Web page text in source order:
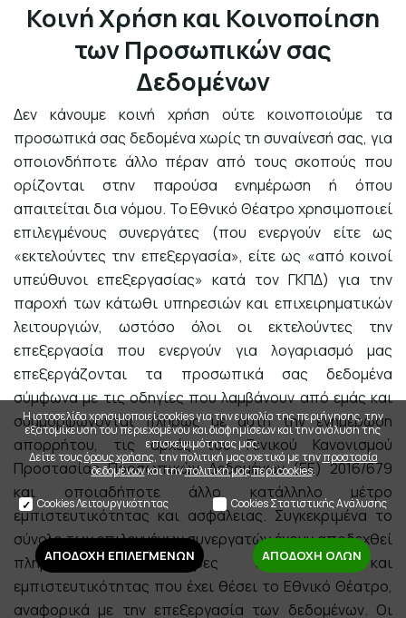
Κοινή Χρήση και Κοινοποίηση
των Προσωπικών σας
Δεδομένων
Δεν κάνουμε κοινή χρήση ούτε κοινοποιούμε τα
προσωπικά σας δεδομένα χωρίς τη συναίνεσή σας, για
οποιονδήποτε άλλο πέραν από τους σκοπούς που
ορίζονται στην παρούσα ενημέρωση ή όπου
απαιτείται δια νόμου. Το Εθνικό Θέατρο χρησιμοποιεί
επιλεγμένους συνεργάτες (που ενεργούν είτε ως
«εκτελούντες την επεξεργασία», είτε ως «από κοινοί
υπεύθυνοι επεξεργασίας» κατά τον ΓΚΠΔ) για την
παροχή των κάτωθι υπηρεσιών και επιχειρηματικών
λειτουργιών, ωστόσο όλοι οι εκτελούντες την
επεξεργασία που ενεργούν για λογαριασμό μας
επεξεργάζονται τα προσωπικά σας δεδομένα
σύμφωνα με τις οδηγίες που λαμβάνουν από εμάς και
συμμορφώνονται πλήρως με αυτή την ενημέρωση
απορρήτου, τις αρχές του Γενικού Κανονισμού
Προστασίας Προσωπικών Δεδομένων (ΕΕ) 2016/679
και οποιαδήποτε άλλο κατάλληλο μέτρο
εμπιστευτικότητας και ασφάλειας. Συγκεκριμένα το
σύνολο των επιλεγμένων συνεργατών έχουν αποδεχθεί
πλήρως, τις ρήτρες εχεμύθειας και
εμπιστευτικότητας που έχει θέσει το Εθνικό Θέατρο,
αναφορικά με την επεξεργασία των δεδομένων. Οι
Η ιστοσελίδα χρησιμοποιεί cookies για την ευκολία της περιήγησης, την
εξατομίκευση του περιεχομένου και διαφημίσεων και την ανάλυση της
επισκεψιμότητας μας.
Δείτε τουςόρους χρήσης, την πολιτική μας σχετικά με τηνπροστασία
δεδομένωνκαι τηνπολιτική μας περί cookies.
Cookies Λειτουργικότητας Cookies Στατιστικής Ανάλυσης
ΑΠΟΔΟΧΗ ΕΠΙΛΕΓΜΕΝΩΝ ΑΠΟΔΟΧΗ ΟΛΩΝ